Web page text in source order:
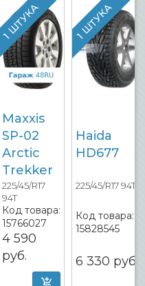
1 ШТУКА
Maxxis
SP-02
Arctic
Trekker
225/45/R17
94T
Код товара:
15766027
4 590
руб.
1 ШТУКА
Haida
HD677
225/45/R17 94T
Код товара:
15828545
6 330 руб.